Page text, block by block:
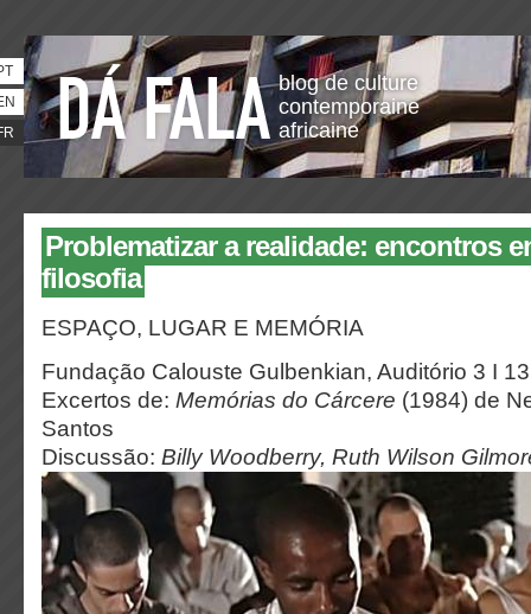
blog de culture
contemporaine
africaine
Problematizar a realidade: encontros
filosofia
ESPAÇO, LUGAR E MEMÓRIA
Fundação Calouste Gulbenkian, Auditório 3 I
Excertos de: Memórias do Cárcere (1984) de
Santos
Discussão: Billy Woodberry, Ruth Wilson